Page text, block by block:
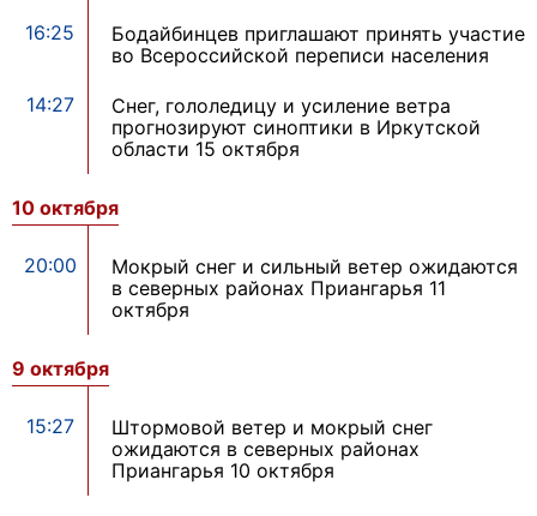
16:25
Бодайбинцев приглашают принять участие
во Всероссийской переписи населения
14:27
Снег, гололедицу и усиление ветра
прогнозируют синоптики в Иркутской
области 15 октября
10 октября
20:00
Мокрый снег и сильный ветер ожидаются
в северных районах Приангарья 11
октября
9 октября
15:27
Штормовой ветер и мокрый снег
ожидаются в северных районах
Приангарья 10 октября